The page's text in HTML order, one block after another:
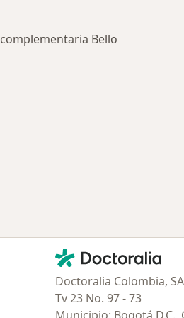
Bello
Contacto
Doctoralia - Página de inicio
Doctoralia Colombia,
Tv 23 No. 97 - 73